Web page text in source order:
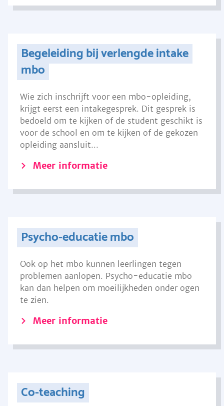
Begeleiding bij verlengde intake
mbo
Wie zich inschrijft voor een mbo-opleiding,
krijgt eerst een intakegesprek. Dit gesprek is
bedoeld om te kijken of de student geschikt is
voor de school en om te kijken of de gekozen
opleiding aansluit...
Meer informatie
Psycho-educatie mbo
Ook op het mbo kunnen leerlingen tegen
problemen aanlopen. Psycho-educatie mbo
kan dan helpen om moeilijkheden onder ogen
te zien.
Meer informatie
Co-teaching